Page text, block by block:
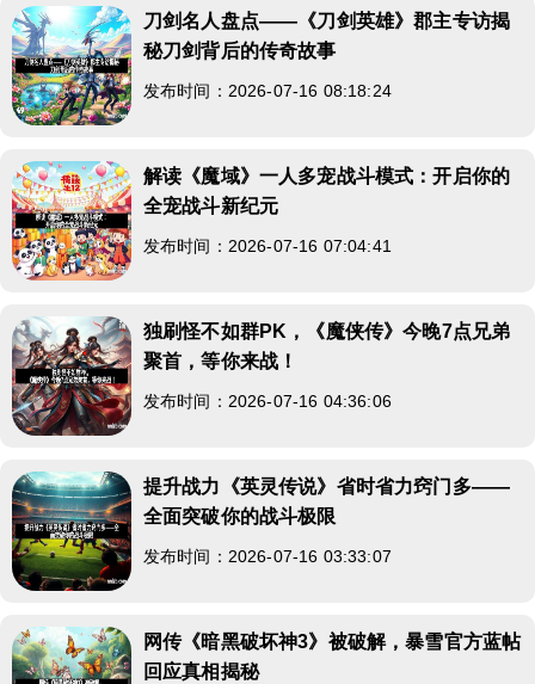
刀剑名人盘点——《刀剑英雄》郡主专访揭
秘刀剑背后的传奇故事
发布时间：2026-07-16 08:18:24
解读《魔域》一人多宠战斗模式：开启你的
全宠战斗新纪元
发布时间：2026-07-16 07:04:41
独刷怪不如群PK，《魔侠传》今晚7点兄弟
聚首，等你来战！
发布时间：2026-07-16 04:36:06
提升战力《英灵传说》省时省力窍门多——
全面突破你的战斗极限
发布时间：2026-07-16 03:33:07
网传《暗黑破坏神3》被破解，暴雪官方蓝帖
回应真相揭秘